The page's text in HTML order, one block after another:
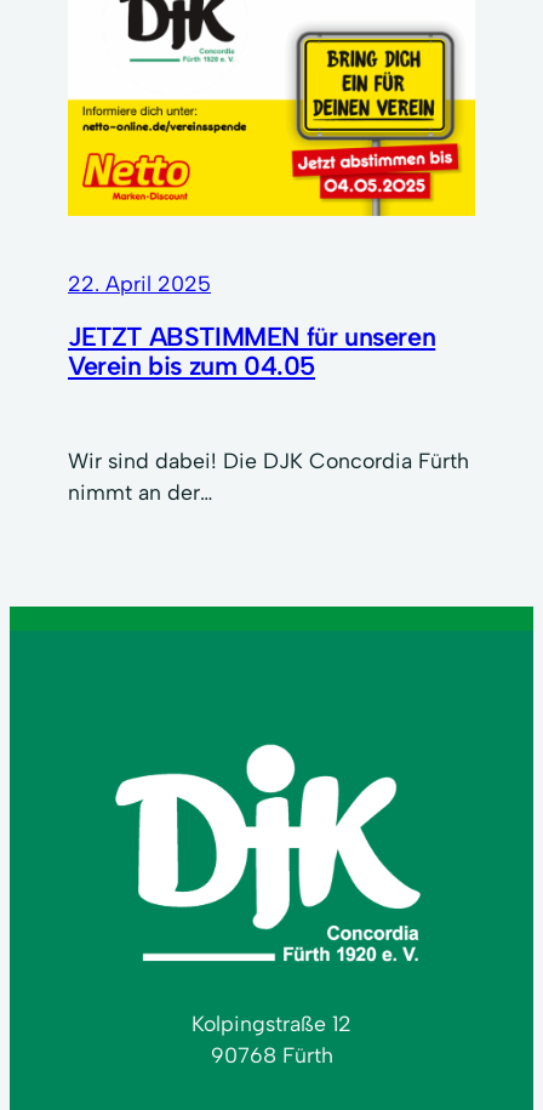
22. April 2025
JETZT ABSTIMMEN für unseren
Verein bis zum 04.05
Wir sind dabei! Die DJK Concordia Fürth
nimmt an der…
Kolpingstraße 12
90768 Fürth